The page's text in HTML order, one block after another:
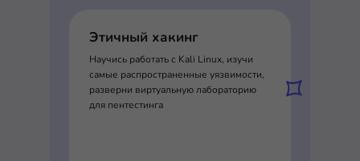
Этичный хакинг
Научись работать с Kali Linux, изучи
самые распространенные уязвимости,
разверни виртуальную лабораторию
для пентестинга